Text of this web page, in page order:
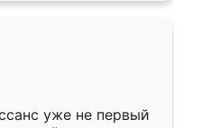
уже не первый